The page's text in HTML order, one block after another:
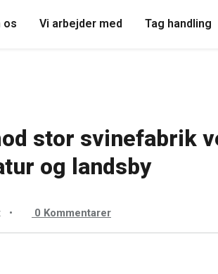
os Vi arbejder med Tag handling
stor svinefabrik
og landsby
• 0 Kommentarer